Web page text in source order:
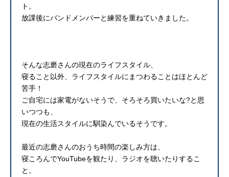
ト。
放課後にバンドメンバーと練習を重ねていきました。
そんな志磨さんの現在のライフスタイル、
寝ること以外、ライフスタイルにまつわることはほとんど
苦手！
ご自宅には家電がないそうで、そろそろ買いたいな?と思
いつつも、
現在の生活スタイルに馴染んでいるそうです。
最近の志磨さんのおうち時間の楽しみ方は、
寝ころんでYouTubeを観たり、ラジオを聴いたりするこ
と。